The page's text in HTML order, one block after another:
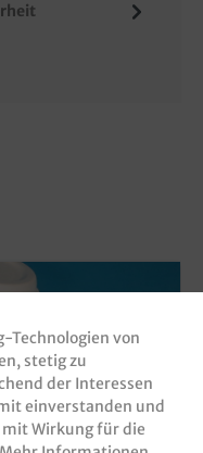
Technologien von
stetig zu
der Interessen
einverstanden und
Wirkung für die